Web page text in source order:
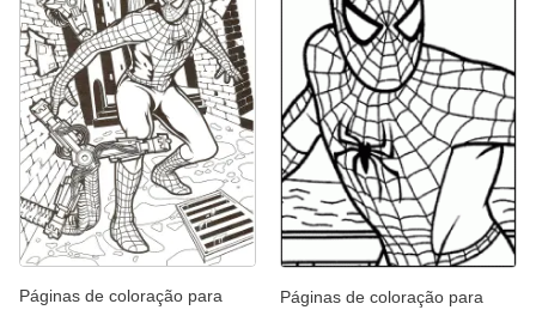
Páginas de coloração para
Páginas de coloração para